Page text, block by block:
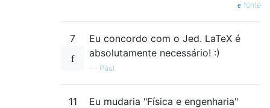
fonte
7
Eu concordo com o Jed. LaTeX é
absolutamente necessário! :)
— Paul
11
Eu mudaria "Física e engenharia"